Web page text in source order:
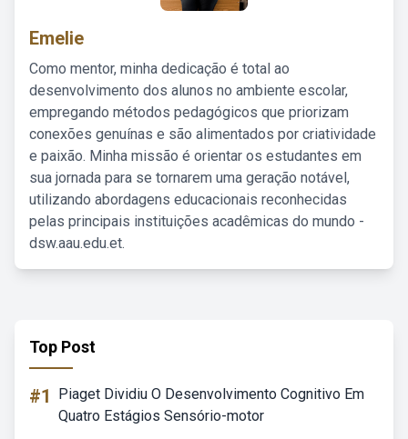
Emelie
Como mentor, minha dedicação é total ao
desenvolvimento dos alunos no ambiente escolar,
empregando métodos pedagógicos que priorizam
conexões genuínas e são alimentados por criatividade
e paixão. Minha missão é orientar os estudantes em
sua jornada para se tornarem uma geração notável,
utilizando abordagens educacionais reconhecidas
pelas principais instituições acadêmicas do mundo -
dsw.aau.edu.et.
Top Post
#1
Piaget Dividiu O Desenvolvimento Cognitivo Em
Quatro Estágios Sensório-motor